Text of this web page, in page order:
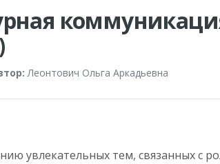
Леонтович Ольга Аркадьевна
увлекательных тем, связанных с